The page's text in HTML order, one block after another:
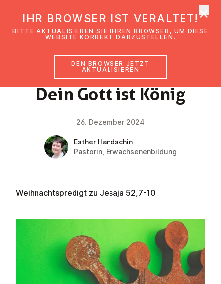
Dein Gott ist König
GLAUBENSIMPULS
26. Dezember 2024
Esther Handschin
Pastorin, Erwachsenenbildung
Weihnachtspredigt zu Jesaja 52,7-10
IHR BROWSER IST VERALTET!
BITTE AKTUALISIEREN SIE IHREN BROWSER, UM DIESE
WEBSITE KORREKT DARZUSTELLEN.
DEN BROWSER JETZT
AKTUALISIEREN
×